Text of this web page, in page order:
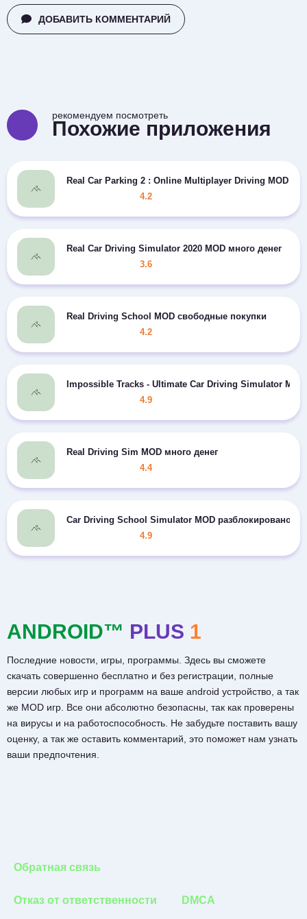
ДОБАВИТЬ КОММЕНТАРИЙ
рекомендуем посмотреть
Похожие приложения
Real Car Parking 2 : Online Multiplayer Driving MOD
4.2
Real Car Driving Simulator 2020 MOD много денег
3.6
Real Driving School MOD свободные покупки
4.2
Impossible Tracks - Ultimate Car Driving Simulator
4.9
Real Driving Sim MOD много денег
4.4
Car Driving School Simulator MOD разблокировано
4.9
ANDROID™ PLUS 1
Последние новости, игры, программы. Здесь вы сможете
скачать совершенно бесплатно и без регистрации, полные
версии любых игр и программ на ваше android устройство, а так
же MOD игр. Все они абсолютно безопасны, так как проверены
на вирусы и на работоспособность. Не забудьте поставить вашу
оценку, а так же оставить комментарий, это поможет нам узнать
ваши предпочтения.
Обратная связь
Отказ от ответственности DMCA